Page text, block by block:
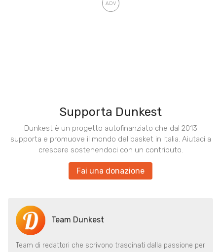
Supporta Dunkest
Dunkest è un progetto autofinanziato che dal 2013
supporta e promuove il mondo del basket in Italia. Aiutaci a
crescere sostenendoci con un contributo.
Fai una donazione
Team Dunkest
Team di redattori che scrivono trascinati dalla passione per